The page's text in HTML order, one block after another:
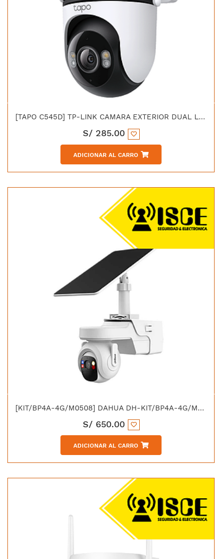
[TAPO C545D] TP-LINK CAMARA EXTERIOR DUAL LENS PAN/TIL 3MP+MP
S/ 285.00
ADICIONAR AL CARRO
[KIT/BP4A-4G/M0508] DAHUA DH-KIT/BP4A-4G/M0508 KIT IP DOMO PT 4G AOV DUAL LIGHT 30M IP66 C/PANEL SOLAR 8W
S/ 650.00
ADICIONAR AL CARRO